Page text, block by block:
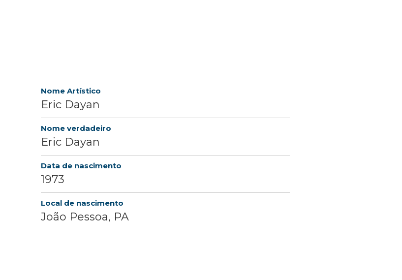
Nome Artístico
Eric Dayan
Nome verdadeiro
Eric Dayan
Data de nascimento
1973
Local de nascimento
João Pessoa, PA